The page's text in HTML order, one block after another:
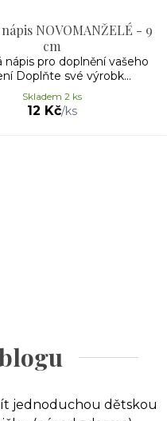
NOVOMANŽELÉ - 9
cm
nápis pro doplnění vašeho
Doplňte své výrobk...
12 Kč/ks
Skladem 2 ks